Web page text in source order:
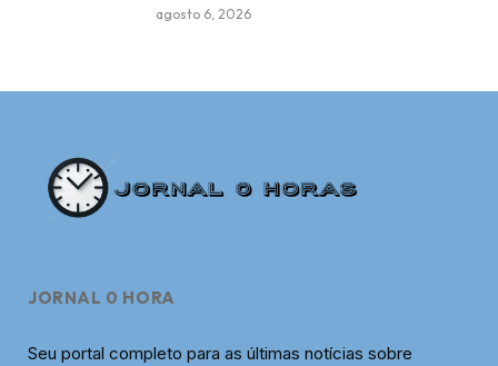
agosto 6, 2026
JORNAL 0 HORA
Seu portal completo para as últimas notícias sobre